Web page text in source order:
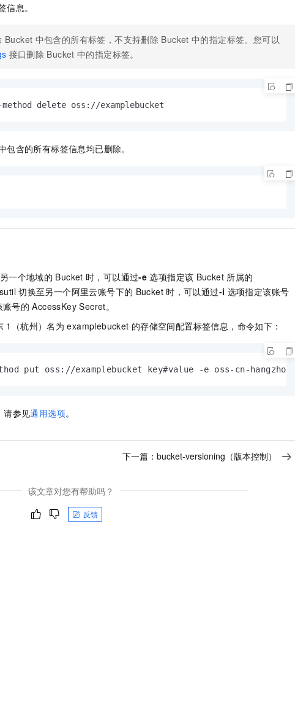
信息。
Bucket 中包含的所有标签，不支持删除 Bucket 中的指定标签。您可以
接口删除 Bucket 中的指定标签。
delete oss://examplebucket
包含的所有标签信息均已删除。
一个地域的 Bucket 时，可以通过-e 选项指定该 Bucket 所属的
切换至另一个阿里云账号下的 Bucket 时，可以通过-i 选项指定该账号
账号的 AccessKey Secret。
1（杭州）名为 examplebucket 的存储空间配置标签信息，命令如下：
put oss://examplebucket key#value -e oss-cn-
请参见通用选项。
下一篇： bucket-versioning（版本控制）
该文章对您有帮助吗？
反馈